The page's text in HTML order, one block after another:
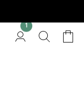
1